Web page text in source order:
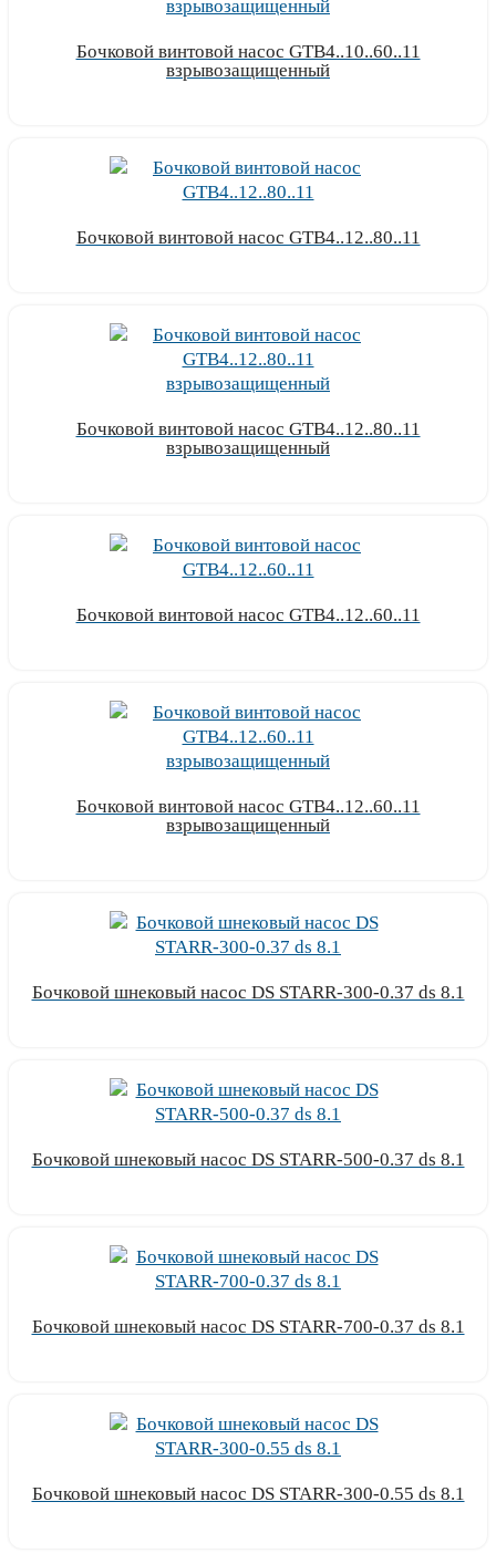
Бочковой винтовой насос GTB4..10..60..11
взрывозащищенный
Бочковой винтовой насос GTB4..12..80..11
Бочковой винтовой насос GTB4..12..80..11
взрывозащищенный
Бочковой винтовой насос GTB4..12..60..11
Бочковой винтовой насос GTB4..12..60..11
взрывозащищенный
Бочковой шнековый насос DS STARR-300-0.37 ds 8.1
Бочковой шнековый насос DS STARR-500-0.37 ds 8.1
Бочковой шнековый насос DS STARR-700-0.37 ds 8.1
Бочковой шнековый насос DS STARR-300-0.55 ds 8.1